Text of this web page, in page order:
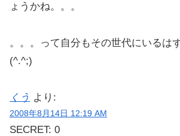
ょうかね。。。
。。。って自分もその世代にいるは
(^.^;)
くう より:
2008年8月14日 12:19 AM
SECRET: 0